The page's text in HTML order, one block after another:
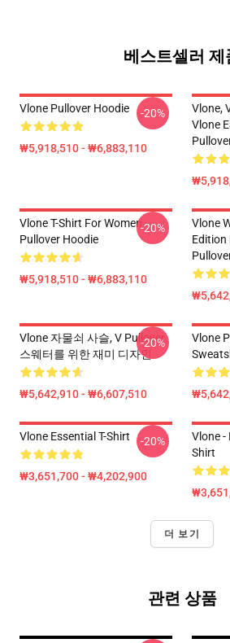
베스트셀러 제
Vlone Pullover Hoodie
₩5,918,510 - ₩6,883,110
-20%
Vlone,
Vlone
Vlone T-Shirt For Women
Pullover Hoodie
₩5,918,510 - ₩6,883,110
-20%
Vlone
Edition
Vlone 자물쇠 사슬, V Pullover
스웨터를 위한 재미 디자인
₩5,642,910 - ₩6,607,510
-20%
Vlone
Vlone Essential T-Shirt
₩3,651,700 - ₩4,202,900
-20%
Vlone -
Shirt
더 보기
관련 상품